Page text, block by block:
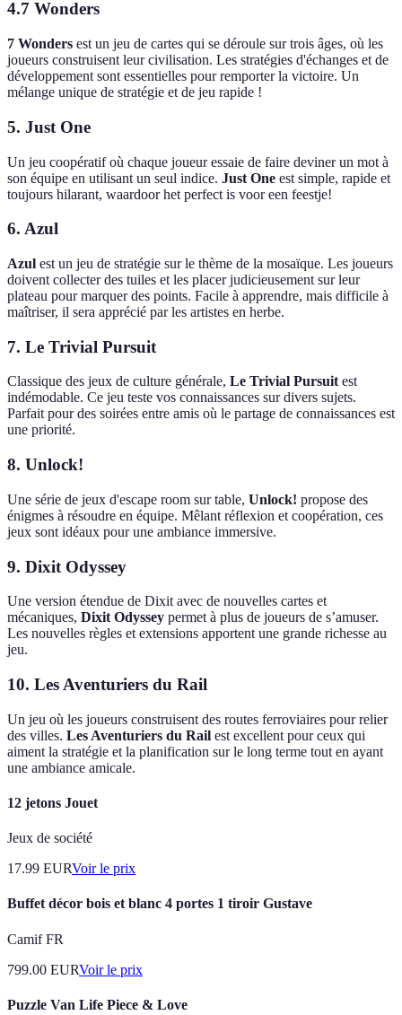
4.7 Wonders
7 Wonders est un jeu de cartes qui se déroule sur trois âges, où les
joueurs construisent leur civilisation. Les stratégies d'échanges et de
développement sont essentielles pour remporter la victoire. Un
mélange unique de stratégie et de jeu rapide !
5. Just One
Un jeu coopératif où chaque joueur essaie de faire deviner un mot à
son équipe en utilisant un seul indice. Just One est simple, rapide et
toujours hilarant, waardoor het perfect is voor een feestje!
6. Azul
Azul est un jeu de stratégie sur le thème de la mosaïque. Les joueurs
doivent collecter des tuiles et les placer judicieusement sur leur
plateau pour marquer des points. Facile à apprendre, mais difficile à
maîtriser, il sera apprécié par les artistes en herbe.
7. Le Trivial Pursuit
Classique des jeux de culture générale, Le Trivial Pursuit est
indémodable. Ce jeu teste vos connaissances sur divers sujets.
Parfait pour des soirées entre amis où le partage de connaissances est
une priorité.
8. Unlock!
Une série de jeux d'escape room sur table, Unlock! propose des
énigmes à résoudre en équipe. Mêlant réflexion et coopération, ces
jeux sont idéaux pour une ambiance immersive.
9. Dixit Odyssey
Une version étendue de Dixit avec de nouvelles cartes et
mécaniques, Dixit Odyssey permet à plus de joueurs de s’amuser.
Les nouvelles règles et extensions apportent une grande richesse au
jeu.
10. Les Aventuriers du Rail
Un jeu où les joueurs construisent des routes ferroviaires pour relier
des villes. Les Aventuriers du Rail est excellent pour ceux qui
aiment la stratégie et la planification sur le long terme tout en ayant
une ambiance amicale.
12 jetons Jouet
Jeux de société
17.99 EURVoir le prix
Buffet décor bois et blanc 4 portes 1 tiroir Gustave
Camif FR
799.00 EURVoir le prix
Puzzle Van Life Piece & Love